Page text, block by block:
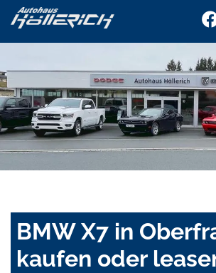
BMW X7 in
kaufen oder